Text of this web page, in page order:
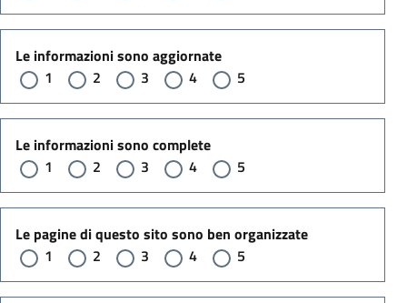
Le informazioni sono aggiornate
1
2 3 4 5
Le informazioni sono complete
1
2 3 4 5
Le pagine di questo sito sono ben organizzate
1
2 3 4 5